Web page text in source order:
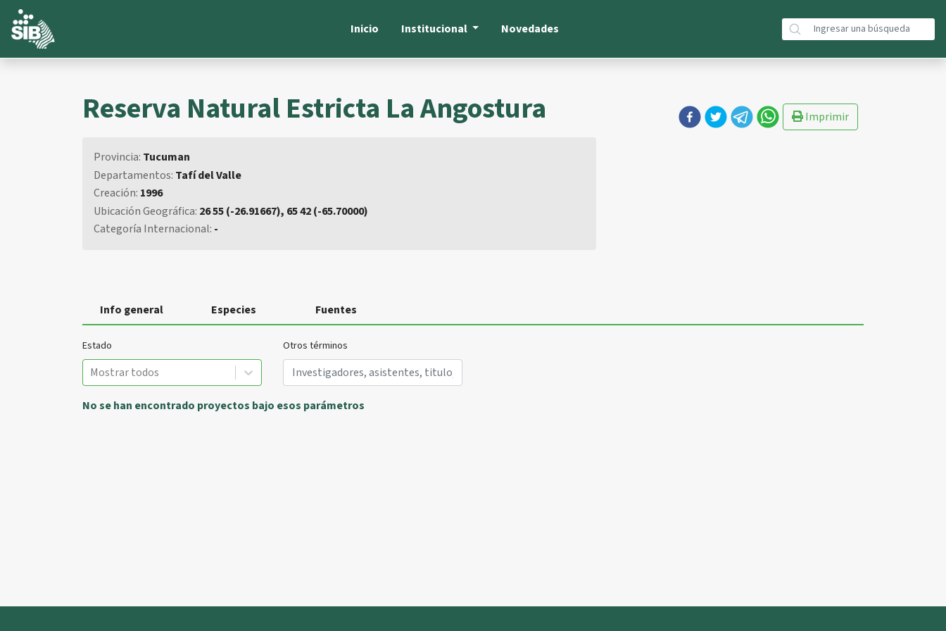
Inicio Institucional Novedades
Imprimir
Reserva Natural Estricta La Angostura
Provincia: Tucuman
Departamentos: Tafí del Valle
Creación: 1996
Ubicación Geográfica: 26 55 (-26.91667), 65 42 (-65.70000)
Categoría Internacional: -
Info general Especies Fuentes
Estado
Mostrar todos
Otros términos
No se han encontrado proyectos bajo esos parámetros